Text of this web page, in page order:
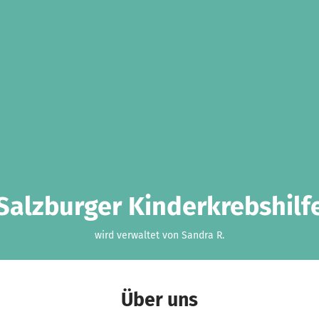
wird verwaltet von Sandra R.
Über uns